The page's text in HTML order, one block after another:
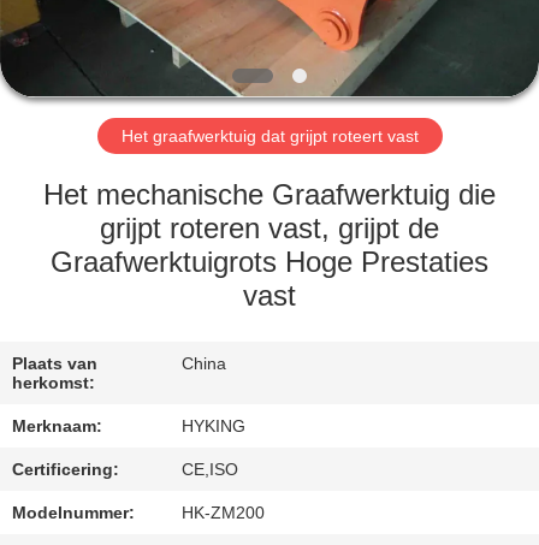
ONGEVEER
ONS
FABRIEKSREIS
KWALITEITSCONTROLE
ONS
GEVALLEN
Het graafwerktuig dat grijpt roteert vast
Het mechanische Graafwerktuig die
grijpt roteren vast, grijpt de
Graafwerktuigrots Hoge Prestaties
vast
Plaats van
herkomst:
China
Merknaam: HYKING
Certificering: CE,ISO
Modelnummer: HK-ZM200